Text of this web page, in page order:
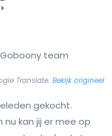
team
Translate. Bekijk origineel
gekocht.
kan jij er mee op